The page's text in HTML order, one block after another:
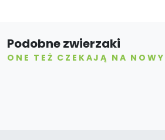
Podobne zwierzaki
ONE TEŻ CZEKAJĄ NA